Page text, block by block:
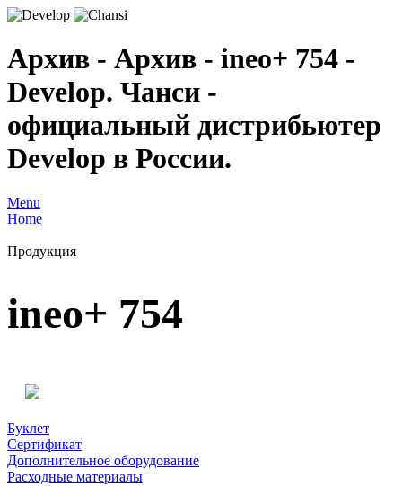
Архив - Архив - ineo+ 754 -
Develop. Чанси -
официальный дистрибьютер
Develop в России.
Menu
Home
Продукция
ineo+ 754
Буклет
Сертификат
Дополнительное оборудование
Расходные материалы